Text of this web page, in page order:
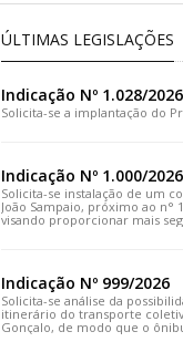
ÚLTIMAS LEGISLAÇÕES
Indicação Nº 1.028/2026
Solicita-se a implantação do
Indicação Nº 1.000/2026
Solicita-se instalação de um
João Sampaio, próximo ao n°
visando proporcionar mais
Indicação Nº 999/2026
Solicita-se análise da
itinerário do transporte
Gonçalo, de modo que o